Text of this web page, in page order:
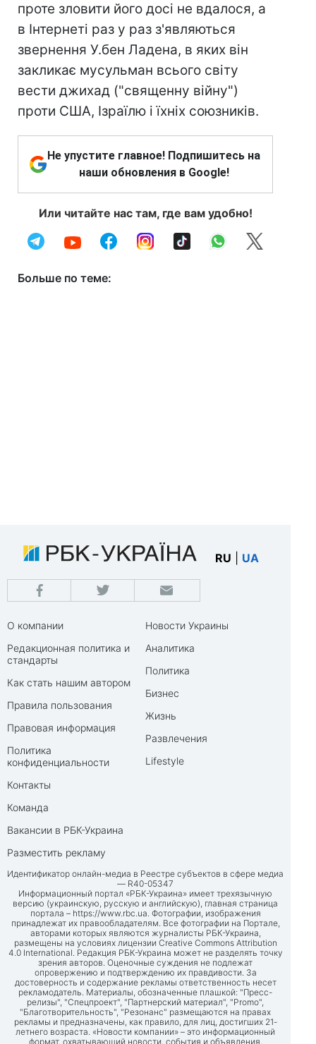
проте зловити його досі не вдалося, а
в Інтернеті раз у раз з'являються
звернення У.бен Ладена, в яких він
закликає мусульман всього світу
вести джихад ("священну війну")
проти США, Ізраїлю і їхніх союзників.
Не упустите главное! Подпишитесь на
наши обновления в Google!
Или читайте нас там, где вам удобно!
Больше по теме:
RU UA
О компании
Редакционная политика и
стандарты
Как стать нашим автором
Правила пользования
Правовая информация
Политика
конфиденциальности
Контакты
Команда
Вакансии в РБК-Украина
Разместить рекламу
Новости Украины
Аналитика
Политика
Бизнес
Жизнь
Развлечения
Lifestyle
Идентификатор онлайн-медиа в Реестре субъектов в сфере медиа
— R40-05347
Информационный портал «РБК-Украина» имеет трехязычную
версию (украинскую, русскую и английскую), главная страница
портала – https://www.rbc.ua. Фотографии, изображения
принадлежат их правообладателям. Все фотографии на Портале,
авторами которых являются журналисты РБК-Украина,
размещены на условиях лицензии Creative Commons Attribution
4.0 International. Редакция РБК-Украина может не разделять точку
зрения авторов. Оценочные суждения не подлежат
опровержению и подтверждению их правдивости. За
достоверность и содержание рекламы ответственность несет
рекламодатель. Материалы, обозначенные плашкой: "Пресс-
релизы", "Спецпроект", "Партнерский материал", "Promo",
"Благотворительность", "Резонанс" размещаются на правах
рекламы и предназначены, как правило, для лиц, достигших 21-
летнего возраста. «Новости компании» – это информационный
формат, охватывающий новости, события и объявления,